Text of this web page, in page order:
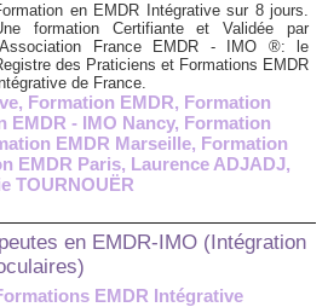
en EMDR Intégrative sur 8 jours.
formation Certifiante et Validée par
France EMDR - IMO ®: le
des Praticiens et Formations EMDR
de France.
, Formation EMDR, Formation
EMDR - IMO Nancy, Formation
EMDR Marseille, Formation
EMDR Paris, Laurence ADJADJ,
TOURNOUËR
en EMDR-IMO (Intégration
EMDR Intégrative